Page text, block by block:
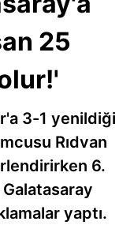
25
3-1 yenildiği
Rıdvan
6.
yaptı.